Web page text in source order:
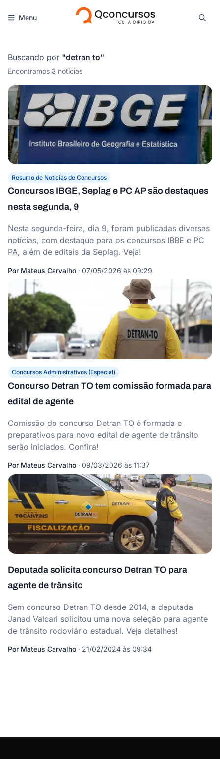
Menu
Buscando por "detran to"
Encontramos 3 notícias
Resumo de Notícias de Concursos
Concursos IBGE, Seplag e PC AP são destaques
nesta segunda, 9
Nesta segunda-feira, dia 9, foram publicadas diversas
notícias, com destaque para os concursos IBBE e PC
PA, além de editais da Seplag. Veja!
Por Mateus Carvalho · 07/05/2026 às 09:29
Concursos Administrativos (Especial)
Concurso Detran TO tem comissão formada para
edital de agente
Comissão do concurso Detran TO é formada e
preparativos para novo edital de agente de trânsito
serão iniciados. Confira!
Por Mateus Carvalho · 09/03/2026 às 11:37
Deputada solicita concurso Detran TO para
agente de trânsito
Sem concurso Detran TO desde 2014, a deputada
Janad Valcari solicitou uma nova seleção para agente
de trânsito rodoviário estadual. Veja detalhes!
Por Mateus Carvalho · 21/02/2024 às 09:34